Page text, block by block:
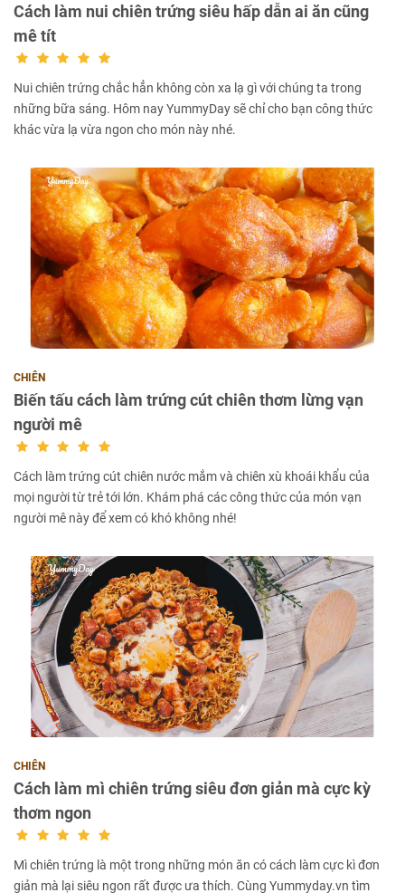
Cách làm nui chiên trứng siêu hấp dẫn ai ăn cũng
mê tít
Nui chiên trứng chắc hẳn không còn xa lạ gì với chúng ta trong
những bữa sáng. Hôm nay YummyDay sẽ chỉ cho bạn công thức
khác vừa lạ vừa ngon cho món này nhé.
CHIÊN
Biến tấu cách làm trứng cút chiên thơm lừng vạn
người mê
Cách làm trứng cút chiên nước mắm và chiên xù khoái khẩu của
mọi người từ trẻ tới lớn. Khám phá các công thức của món vạn
người mê này để xem có khó không nhé!
CHIÊN
Cách làm mì chiên trứng siêu đơn giản mà cực kỳ
thơm ngon
Mì chiên trứng là một trong những món ăn có cách làm cực kì đơn
giản mà lại siêu ngon rất được ưa thích. Cùng Yummyday.vn tìm